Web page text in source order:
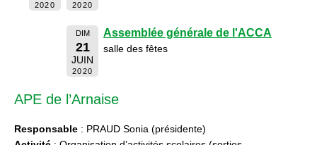
2020 2020
DIM
21
JUIN
2020
Assemblée générale de l'ACCA
salle des fêtes
APE de l’Arnaise
Responsable : PRAUD Sonia (présidente)